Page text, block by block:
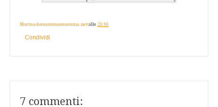
Marina damammaamamma.net alle 23:10
Condividi
7 commenti: